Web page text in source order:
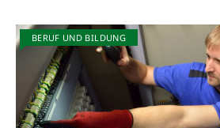
BERUF UND BILDUNG